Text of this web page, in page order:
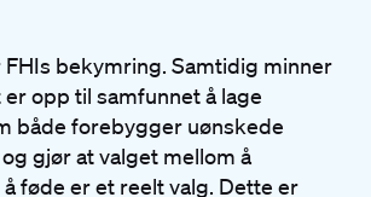
bekymring. Samtidig minner
opp til samfunnet å lage
både forebygger uønskede
gjør at valget mellom å
føde er et reelt valg. Dette er